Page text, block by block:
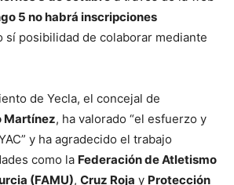
5 no habrá inscripciones
sí posibilidad de colaborar mediante
de Yecla, el concejal de
Martínez, ha valorado “el esfuerzo y
y ha agradecido el trabajo
como la Federación de Atletismo
(FAMU), Cruz Roja y Protección